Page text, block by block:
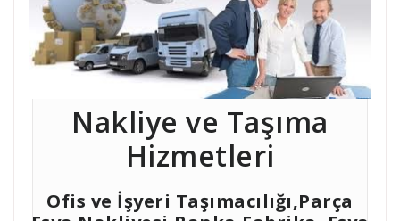
Nakliye ve Taşıma
Hizmetleri
Ofis ve İşyeri Taşımacılığı,Parça